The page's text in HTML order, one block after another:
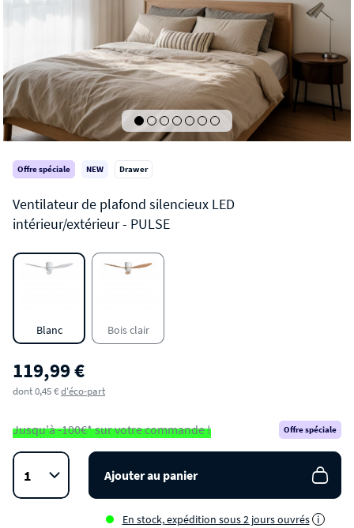
Offre spéciale NEW Drawer
PULSE
Blanc Bois clair
119,99 €
dont 0,45 €d'éco-part
Jusqu'à -100€* sur votre commande ! Offre spéciale
Ajouter au panier
En stock, expédition sous 2 jours ouvrés i